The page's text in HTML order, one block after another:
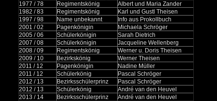
1977 / 78
Regimentskönig
Albert und Maria Zander
1982 / 83
Regimentskönig
Karl und Gustl Theisen
1997 / 98
Name unbekannt
Info aus Prokollbuch
2001 / 02
Pagenkönigin
Michaela Schröger
2005 / 06
Schülerkönigin
Sarah Dietrich
2007 / 08
Schülerkönigin
Jacqueline Wellenberg
2008 / 09
Regimentskönig
Werner u. Doris Theisen
2009 / 10
Bezirkskönig
Werner Theisen
2011 / 12
Pagenkönigin
Nadine Müller
2011 / 12
Schülerkönig
Pascal Schröger
2012 / 13
Bezirksschülerprinz
Pascal Schröger
2012 / 13
Schülerkönig
André van den Heuvel
2013 / 14
Bezirksschülerprinz André van den Heuvel